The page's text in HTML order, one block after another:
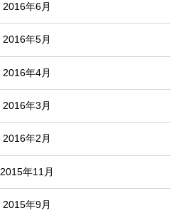
2016年6月
2016年5月
2016年4月
2016年3月
2016年2月
2015年11月
2015年9月